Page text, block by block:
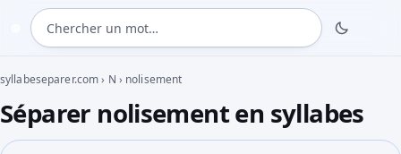
Chercher un mot
syllabeseparer.com› N › nolisement
Séparer nolisement en syllabes